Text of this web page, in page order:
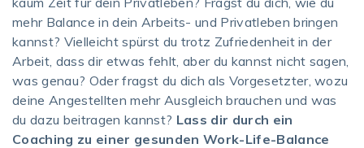
mehr Balance in dein Arbeits- und Privatleben bringen
kannst? Vielleicht spürst du trotz Zufriedenheit in der
Arbeit, dass dir etwas fehlt, aber du kannst nicht sagen,
was genau? Oder fragst du dich als Vorgesetzter, wozu
deine Angestellten mehr Ausgleich brauchen und was
du dazu beitragen kannst? Lass dir durch ein
Coaching zu einer gesunden Work-Life-Balance